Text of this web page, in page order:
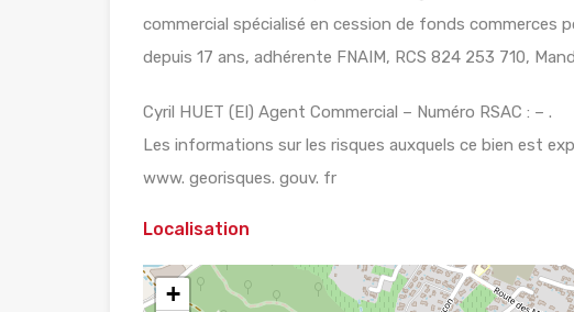
commercial spécialisé en cession de fonds commerces
depuis 17 ans, adhérente FNAIM, RCS 824 253 710,
Cyril HUET (EI) Agent Commercial – Numéro RSAC : – .
Les informations sur les risques auxquels ce bien est
www. georisques. gouv. fr
Localisation
+